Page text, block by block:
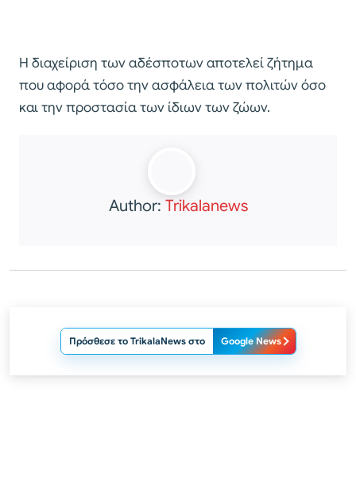
Η διαχείριση των αδέσποτων αποτελεί ζήτημα
που αφορά τόσο την ασφάλεια των πολιτών όσο
και την προστασία των ίδιων των ζώων.
Author: Trikalanews
Πρόσθεσε το TrikalaNews στο Google News